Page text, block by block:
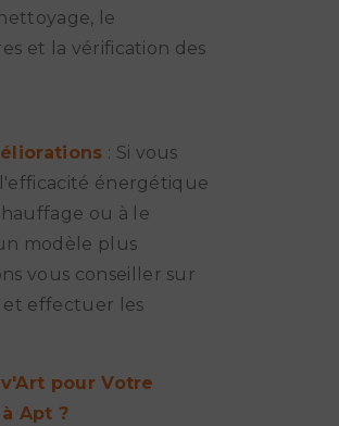
le
et la vérification des
: Si vous
énergétique
ou à le
modèle plus
vous conseiller sur
et effectuer les
pour Votre
Apt ?